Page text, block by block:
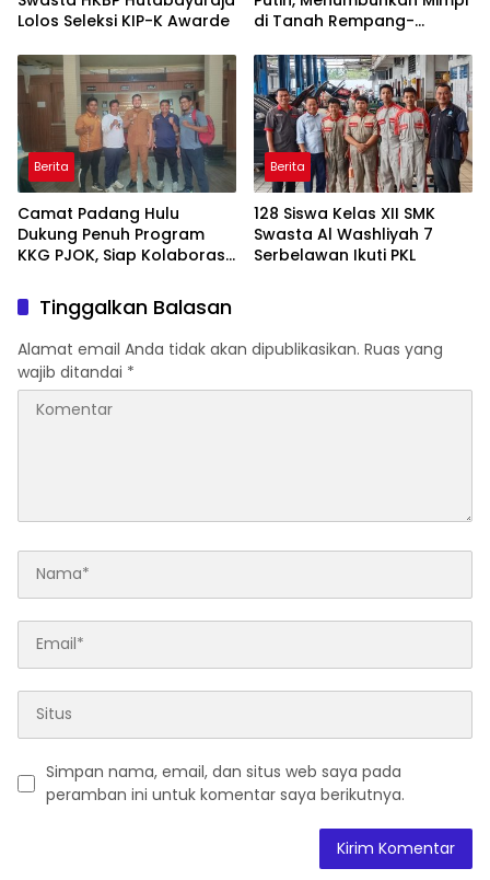
Lolos Seleksi KIP-K Awarde
di Tanah Rempang-
Berita
Camat Padang Hulu
Dukung Penuh Program
KKG PJOK, Siap Kolaborasi
dan Berprestasi
Berita
128 Siswa Kelas XII SMK
Swasta Al Washliyah 7
Serbelawan Ikuti PKL
Tinggalkan Balasan
Alamat email Anda tidak akan dipublikasikan. Ruas yang
wajib ditandai *
Simpan nama, email, dan situs web saya pada
peramban ini untuk komentar saya berikutnya.